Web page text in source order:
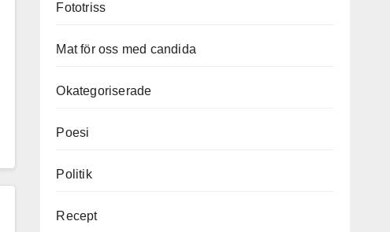
Fototriss
Mat för oss med candida
Okategoriserade
Poesi
Politik
Recept